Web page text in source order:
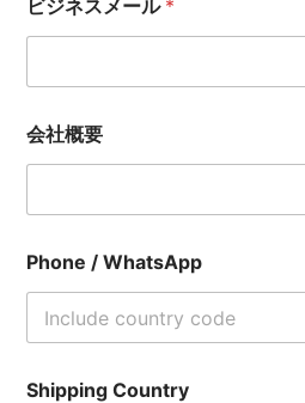
ビジネスメール *
会社概要
Phone / WhatsApp
Shipping Country